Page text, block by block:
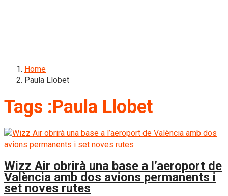
Home
Paula Llobet
Tags :Paula Llobet
Wizz Air obrirà una base a l’aeroport de
València amb dos avions permanents i
set noves rutes